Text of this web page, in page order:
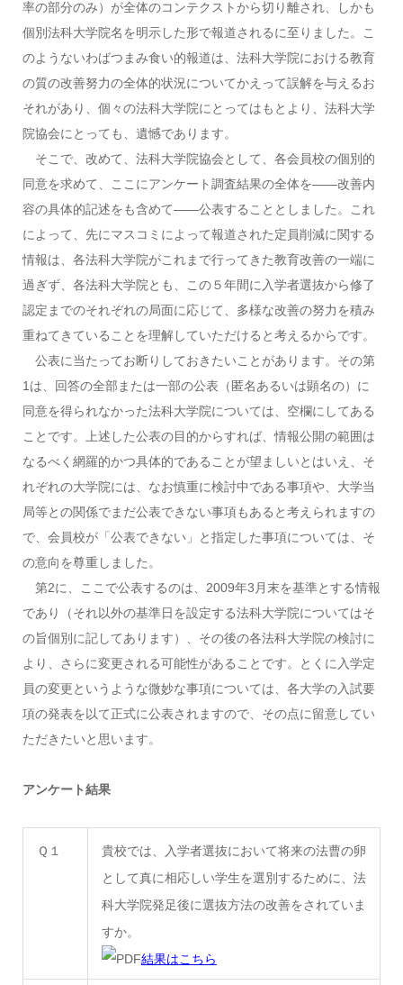
率の部分のみ）が全体のコンテクストから切り離され、しかも
個別法科大学院名を明示した形で報道されるに至りました。こ
のようないわばつまみ食い的報道は、法科大学院における教育
の質の改善努力の全体的状況についてかえって誤解を与えるお
それがあり、個々の法科大学院にとってはもとより、法科大学
院協会にとっても、遺憾であります。
そこで、改めて、法科大学院協会として、各会員校の個別的
同意を求めて、ここにアンケート調査結果の全体を――改善内
容の具体的記述をも含めて――公表することとしました。これ
によって、先にマスコミによって報道された定員削減に関する
情報は、各法科大学院がこれまで行ってきた教育改善の一端に
過ぎず、各法科大学院とも、この５年間に入学者選抜から修了
認定までのそれぞれの局面に応じて、多様な改善の努力を積み
重ねてきていることを理解していただけると考えるからです。
公表に当たってお断りしておきたいことがあります。その第
1は、回答の全部または一部の公表（匿名あるいは顕名の）に
同意を得られなかった法科大学院については、空欄にしてある
ことです。上述した公表の目的からすれば、情報公開の範囲は
なるべく網羅的かつ具体的であることが望ましいとはいえ、そ
れぞれの大学院には、なお慎重に検討中である事項や、大学当
局等との関係でまだ公表できない事項もあると考えられますの
で、会員校が「公表できない」と指定した事項については、そ
の意向を尊重しました。
第2に、ここで公表するのは、2009年3月末を基準とする情報
であり（それ以外の基準日を設定する法科大学院についてはそ
の旨個別に記してあります）、その後の各法科大学院の検討に
より、さらに変更される可能性があることです。とくに入学定
員の変更というような微妙な事項については、各大学の入試要
項の発表を以て正式に公表されますので、その点に留意してい
ただきたいと思います。
アンケート結果
Ｑ１
貴校では、入学者選抜において将来の法曹の卵
として真に相応しい学生を選別するために、法
科大学院発足後に選抜方法の改善をされていま
すか。
結果はこちら